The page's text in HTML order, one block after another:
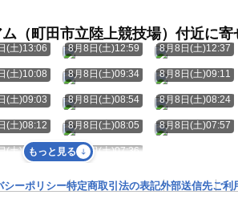
（町田市立陸上競技場）付近に
(土)13:06 8月8日(土)12:59 8月8日(土)12:37
(土)10:08 8月8日(土)09:34 8月8日(土)09:11
(土)09:03 8月8日(土)08:54 8月8日(土)08:24
(土)08:12 8月8日(土)08:05 8月8日(土)07:57
(土)07:43 8月8日(土)07:36
もっと見る
シーポリシー特定商取引法の表記外部送信先ご利